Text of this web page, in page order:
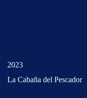
2023
La Cabaña del Pescador